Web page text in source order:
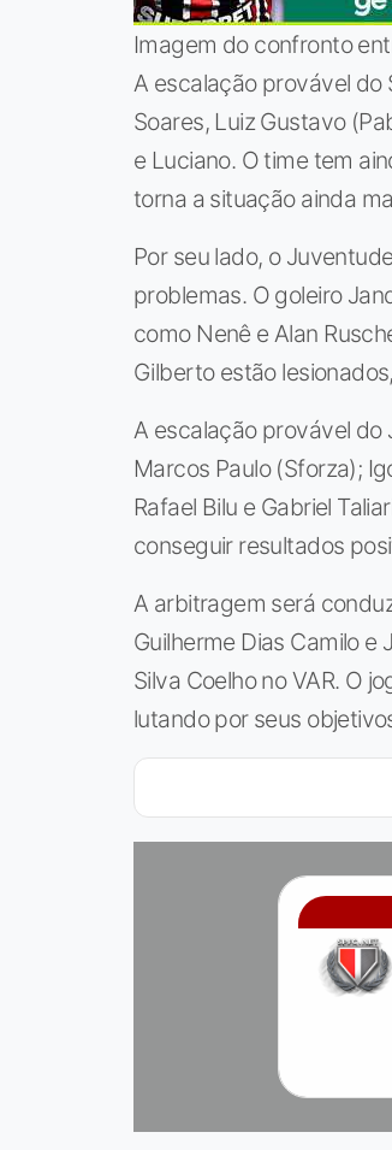
Imagem do confronto
A escalação provável do
Soares, Luiz Gustavo
e Luciano. O time tem
torna a situação ainda
Por seu lado, o
problemas. O goleiro
como Nenê e Alan
Gilberto estão
A escalação provável do
Marcos Paulo (Sforza);
Rafael Bilu e Gabriel
conseguir resultados
A arbitragem será
Guilherme Dias Camilo e
Silva Coelho no VAR. O
lutando por seus